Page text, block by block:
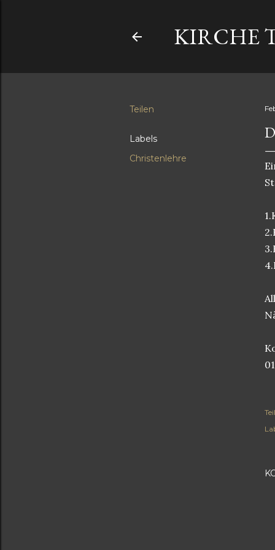
KIRCHE
Teilen
Labels
Christenlehre